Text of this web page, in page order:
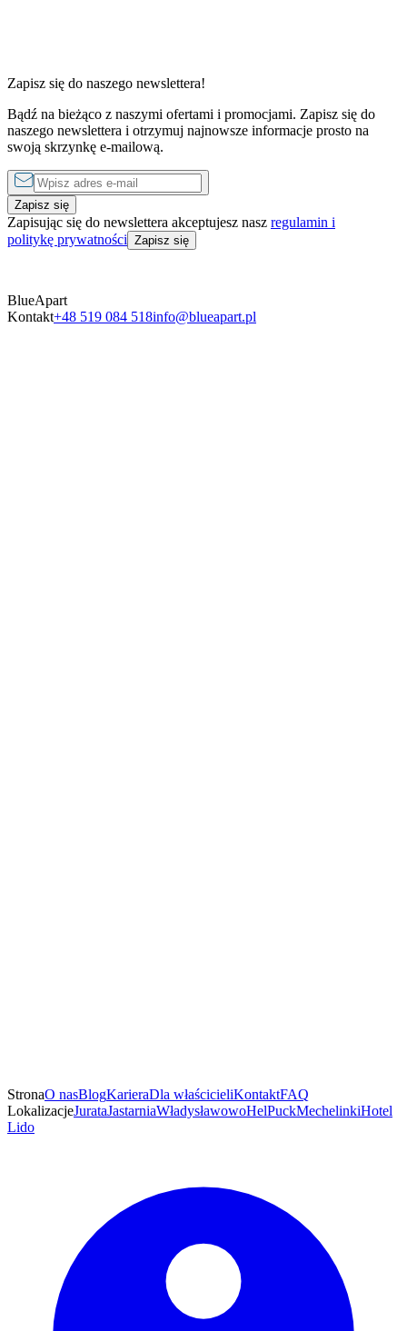
Zapisz się do naszego newslettera!
Bądź na bieżąco z naszymi ofertami i promocjami. Zapisz się do
naszego newslettera i otrzymuj najnowsze informacje prosto na
swoją skrzynkę e-mailową.
Zapisz się
Zapisując się do newslettera akceptujesz nasz regulamin i
politykę prywatności Zapisz się
BlueApart
Kontakt+48 519 084 518info@blueapart.pl
StronaO nasBlogKarieraDla właścicieliKontaktFAQ
LokalizacjeJurataJastarniaWładysławowoHelPuckMechelinkiHotel
Lido